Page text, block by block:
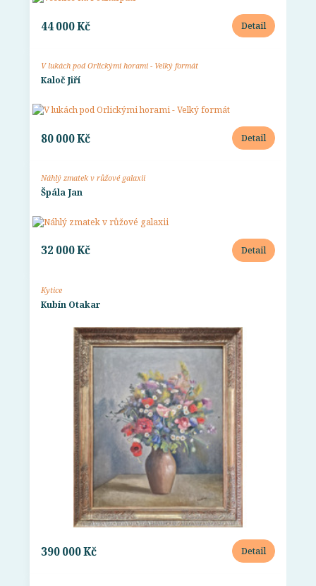
44 000 Kč Detail
V lukách pod Orlickými horami - Velký formát
Kaloč Jiří
80 000 Kč Detail
Náhlý zmatek v růžové galaxii
Špála Jan
32 000 Kč Detail
Kytice
Kubín Otakar
390 000 Kč Detail